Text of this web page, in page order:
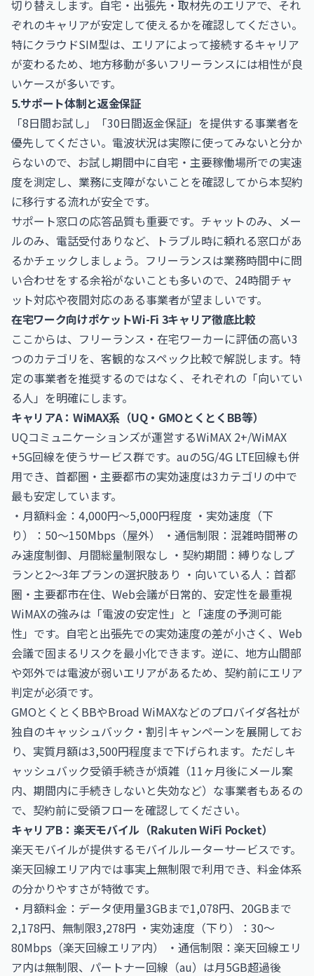
切り替えします。自宅・出張先・取材先のエリアで、それ
ぞれのキャリアが安定して使えるかを確認してください。
特にクラウドSIM型は、エリアによって接続するキャリア
が変わるため、地方移動が多いフリーランスには相性が良
いケースが多いです。
5.サポート体制と返金保証
「8日間お試し」「30日間返金保証」を提供する事業者を
優先してください。電波状況は実際に使ってみないと分か
らないので、お試し期間中に自宅・主要稼働場所での実速
度を測定し、業務に支障がないことを確認してから本契約
に移行する流れが安全です。
サポート窓口の応答品質も重要です。チャットのみ、メー
ルのみ、電話受付ありなど、トラブル時に頼れる窓口があ
るかチェックしましょう。フリーランスは業務時間中に問
い合わせをする余裕がないことも多いので、24時間チャ
ット対応や夜間対応のある事業者が望ましいです。
在宅ワーク向けポケットWi-Fi 3キャリア徹底比較
ここからは、フリーランス・在宅ワーカーに評価の高い3
つのカテゴリを、客観的なスペック比較で解説します。特
定の事業者を推奨するのではなく、それぞれの「向いてい
る人」を明確にします。
キャリアA：WiMAX系（UQ・GMOとくとくBB等）
UQコミュニケーションズが運営するWiMAX 2+/WiMAX
+5G回線を使うサービス群です。auの5G/4G LTE回線も併
用でき、首都圏・主要都市の実効速度は3カテゴリの中で
最も安定しています。
・月額料金：4,000円〜5,000円程度 ・実効速度（下
り）：50〜150Mbps（屋外） ・通信制限：混雑時間帯の
み速度制御、月間総量制限なし ・契約期間：縛りなしプ
ランと2〜3年プランの選択肢あり ・向いている人：首都
圏・主要都市在住、Web会議が日常的、安定性を最重視
WiMAXの強みは「電波の安定性」と「速度の予測可能
性」です。自宅と出張先での実効速度の差が小さく、Web
会議で固まるリスクを最小化できます。逆に、地方山間部
や郊外では電波が弱いエリアがあるため、契約前にエリア
判定が必須です。
GMOとくとくBBやBroad WiMAXなどのプロバイダ各社が
独自のキャッシュバック・割引キャンペーンを展開してお
り、実質月額は3,500円程度まで下げられます。ただしキ
ャッシュバック受領手続きが煩雑（11ヶ月後にメール案
内、期間内に手続きしないと失効など）な事業者もあるの
で、契約前に受領フローを確認してください。
キャリアB：楽天モバイル（Rakuten WiFi Pocket）
楽天モバイルが提供するモバイルルーターサービスです。
楽天回線エリア内では事実上無制限で利用でき、料金体系
の分かりやすさが特徴です。
・月額料金：データ使用量3GBまで1,078円、20GBまで
2,178円、無制限3,278円 ・実効速度（下り）：30〜
80Mbps（楽天回線エリア内） ・通信制限：楽天回線エリ
ア内は無制限、パートナー回線（au）は月5GB超過後